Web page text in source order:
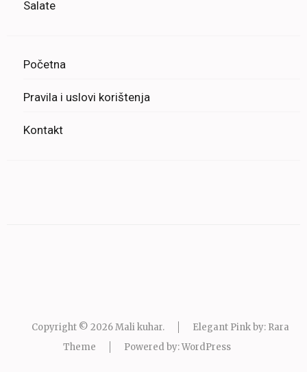
Salate
Početna
Pravila i uslovi korištenja
Kontakt
Copyright © 2026Mali kuhar.
Elegant Pink by: Rara
Theme
Powered by:WordPress